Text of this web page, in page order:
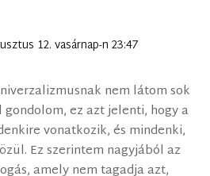
12. vasárnap-n 23:47
nem látom sok
ez azt jelenti, hogy a
vonatkozik, és mindenki,
Ez szerintem nagyjából az
amely nem tagadja azt,